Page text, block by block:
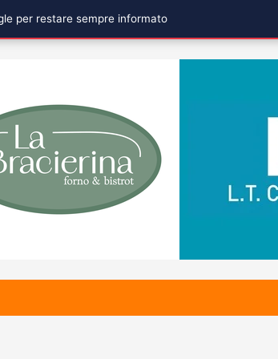
per restare sempre informato